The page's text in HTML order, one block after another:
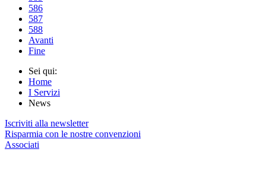
586
587
588
Avanti
Fine
Sei qui:
Home
I Servizi
News
Iscriviti alla newsletter
Risparmia con le nostre convenzioni
Associati